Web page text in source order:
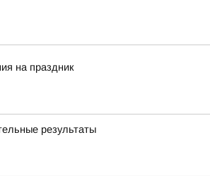
на праздник
результаты